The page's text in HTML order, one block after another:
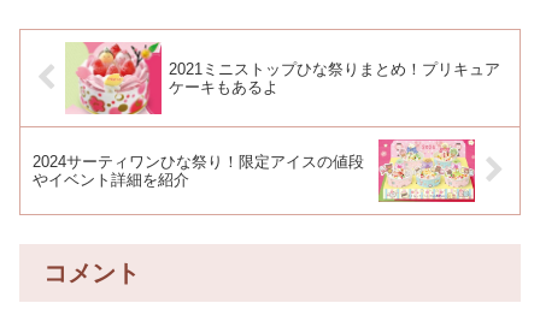
2021ミニストップひな祭りまとめ！プリキュア
ケーキもあるよ
2024サーティワンひな祭り！限定アイスの値段
やイベント詳細を紹介
コメント